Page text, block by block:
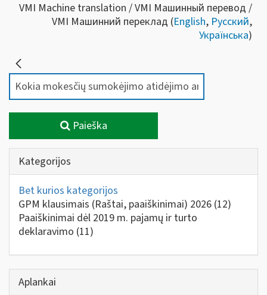
VMI Machine translation / VMI Машинный перевод /
VMI Машинний переклад (English, Русский,
Українська)
Paieška
Kategorijos
Bet kurios kategorijos
GPM klausimais (Raštai, paaiškinimai) 2026 (12)
Paaiškinimai dėl 2019 m. pajamų ir turto
deklaravimo (11)
Aplankai